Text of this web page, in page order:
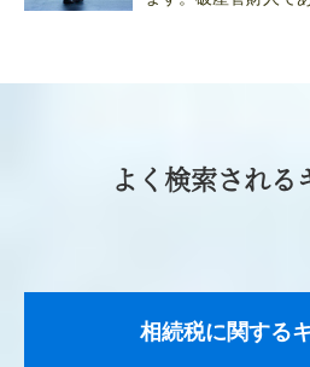
よく検索される
相続税に関する